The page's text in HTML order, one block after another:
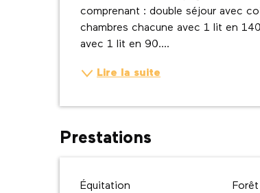
comprenant : double séjour avec
chambres chacune avec 1 lit en
avec 1 lit en 90....
Lire la suite
Prestations
Équitation Forêt